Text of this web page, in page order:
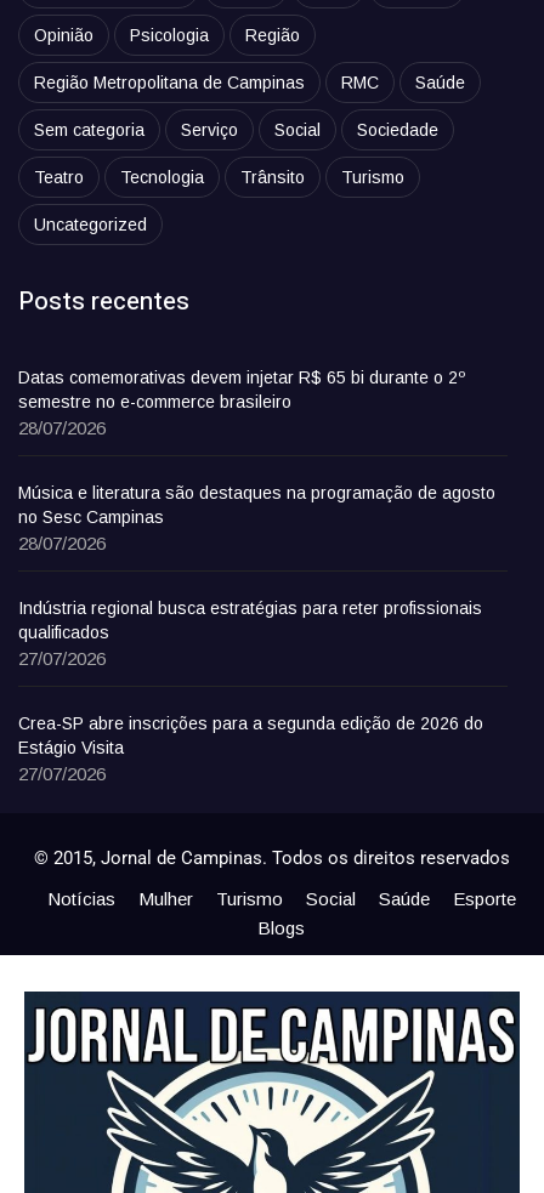
Opinião Psicologia Região
Região Metropolitana de Campinas RMC Saúde
Sem categoria Serviço Social Sociedade
Teatro Tecnologia Trânsito Turismo
Uncategorized
Posts recentes
Datas comemorativas devem injetar R$ 65 bi durante o 2º
semestre no e-commerce brasileiro
28/07/2026
Música e literatura são destaques na programação de agosto
no Sesc Campinas
28/07/2026
Indústria regional busca estratégias para reter profissionais
qualificados
27/07/2026
Crea-SP abre inscrições para a segunda edição de 2026 do
Estágio Visita
27/07/2026
© 2015, Jornal de Campinas. Todos os direitos reservados
Notícias Mulher Turismo Social Saúde
Esporte
Blogs